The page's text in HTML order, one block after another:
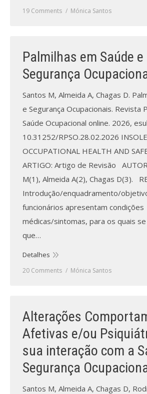
19 Comments Mónica Santos
Palmilhas em Saúde e
Segurança
Santos M, Almeida A, Chagas D.
e Segurança Ocupacionais. Revista
Saúde Ocupacional online. 2026,
10.31252/RPSO.28.02.2026
OCCUPATIONAL HEALTH AND
ARTIGO: Artigo de Revisão
M(1), Almeida A(2), Chagas D(3).
Introdução/enquadramento/
funcionários apresentam condições
médicas/sintomas, para os quais
que…
Detalhes
20 Comments Mónica Santos
Alterações
Afetivas e/ou
sua interação com a
Segurança
Santos M, Almeida A, Chagas D,